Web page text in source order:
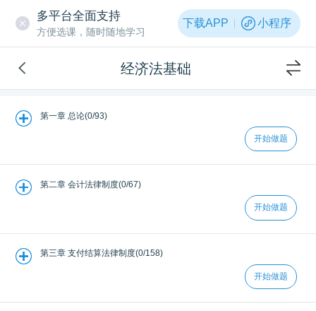
多平台全面支持
方便选课，随时随地学习
下载APP 小程序
经济法基础
第一章 总论(0/93)
开始做题
第二章 会计法律制度(0/67)
开始做题
第三章 支付结算法律制度(0/158)
开始做题